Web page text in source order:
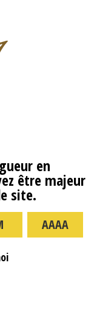
A PROPOSR.J
en
être majeur
site.